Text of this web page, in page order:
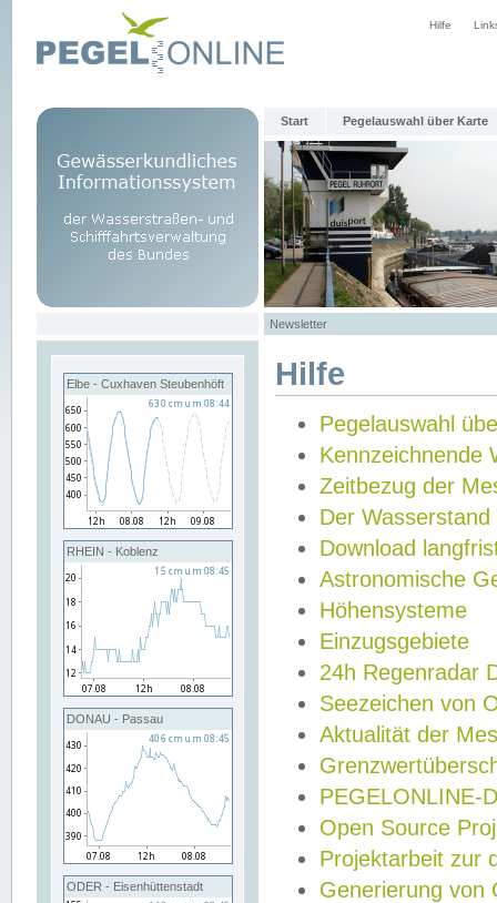
Hilfe
Start Pegelauswahl über Karte
Newsletter
Elbe - Cuxhaven Steubenhöft
RHEIN - Koblenz
DONAU - Passau
ODER - Eisenhüttenstadt
Hilfe
Pegelauswahl
Kennzeichnende
Zeitbezug der
Der Wasserstand
Download
Astronomische
Höhensysteme
Einzugsgebiete
24h Regenradar
Seezeichen von
Aktualität der
PEGELONLINE-
Open Source
Projektarbeit zur
Generierung von